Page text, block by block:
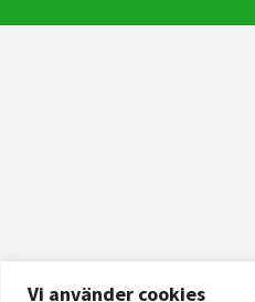
Vi använder cookies